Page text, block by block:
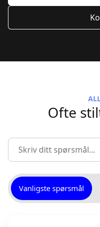
Ofte
Vanligste spørsmål